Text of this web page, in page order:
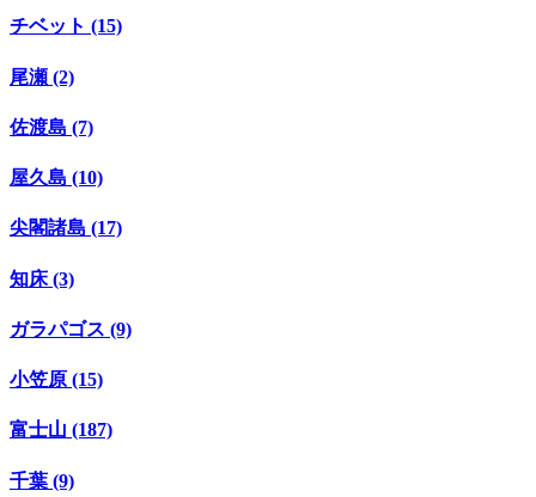
チベット (15)
尾瀬 (2)
佐渡島 (7)
屋久島 (10)
尖閣諸島 (17)
知床 (3)
ガラパゴス (9)
小笠原 (15)
富士山 (187)
千葉 (9)